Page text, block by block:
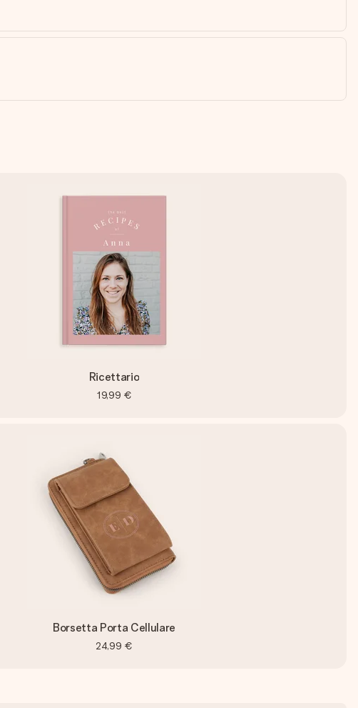
Ricettario
19,99 €
Borsetta Porta Cellulare
24,99 €